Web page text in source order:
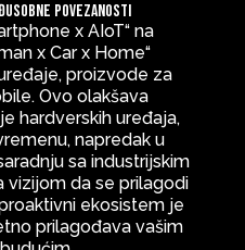
povezanosti
x AIoT“ na
x Car x Home“
proizvode za
Ovo olakšava
hardverskih uređaja,
napredak u
sa industrijskim
vizijom da se prilagodi
ekosistem je
prilagođava vašim